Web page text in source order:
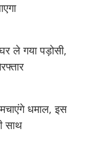
ले गया पड़ोसी,
धमाल, इस
साथ